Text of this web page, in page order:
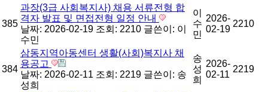
385
과장(3급 사회복지사) 채용 서류전형 합
격자 발표 및 면접전형 일정 안내
날짜: 2026-02-19 조회: 2210 글쓴이: 이
수민
이
수
민
2026-
02-19
2210
384
삼동지역아동센터 생활(사회)복지사 채
용공고
날짜: 2026-02-11 조회: 2219 글쓴이: 송
성희
송
성
희
2026-
02-11
2219